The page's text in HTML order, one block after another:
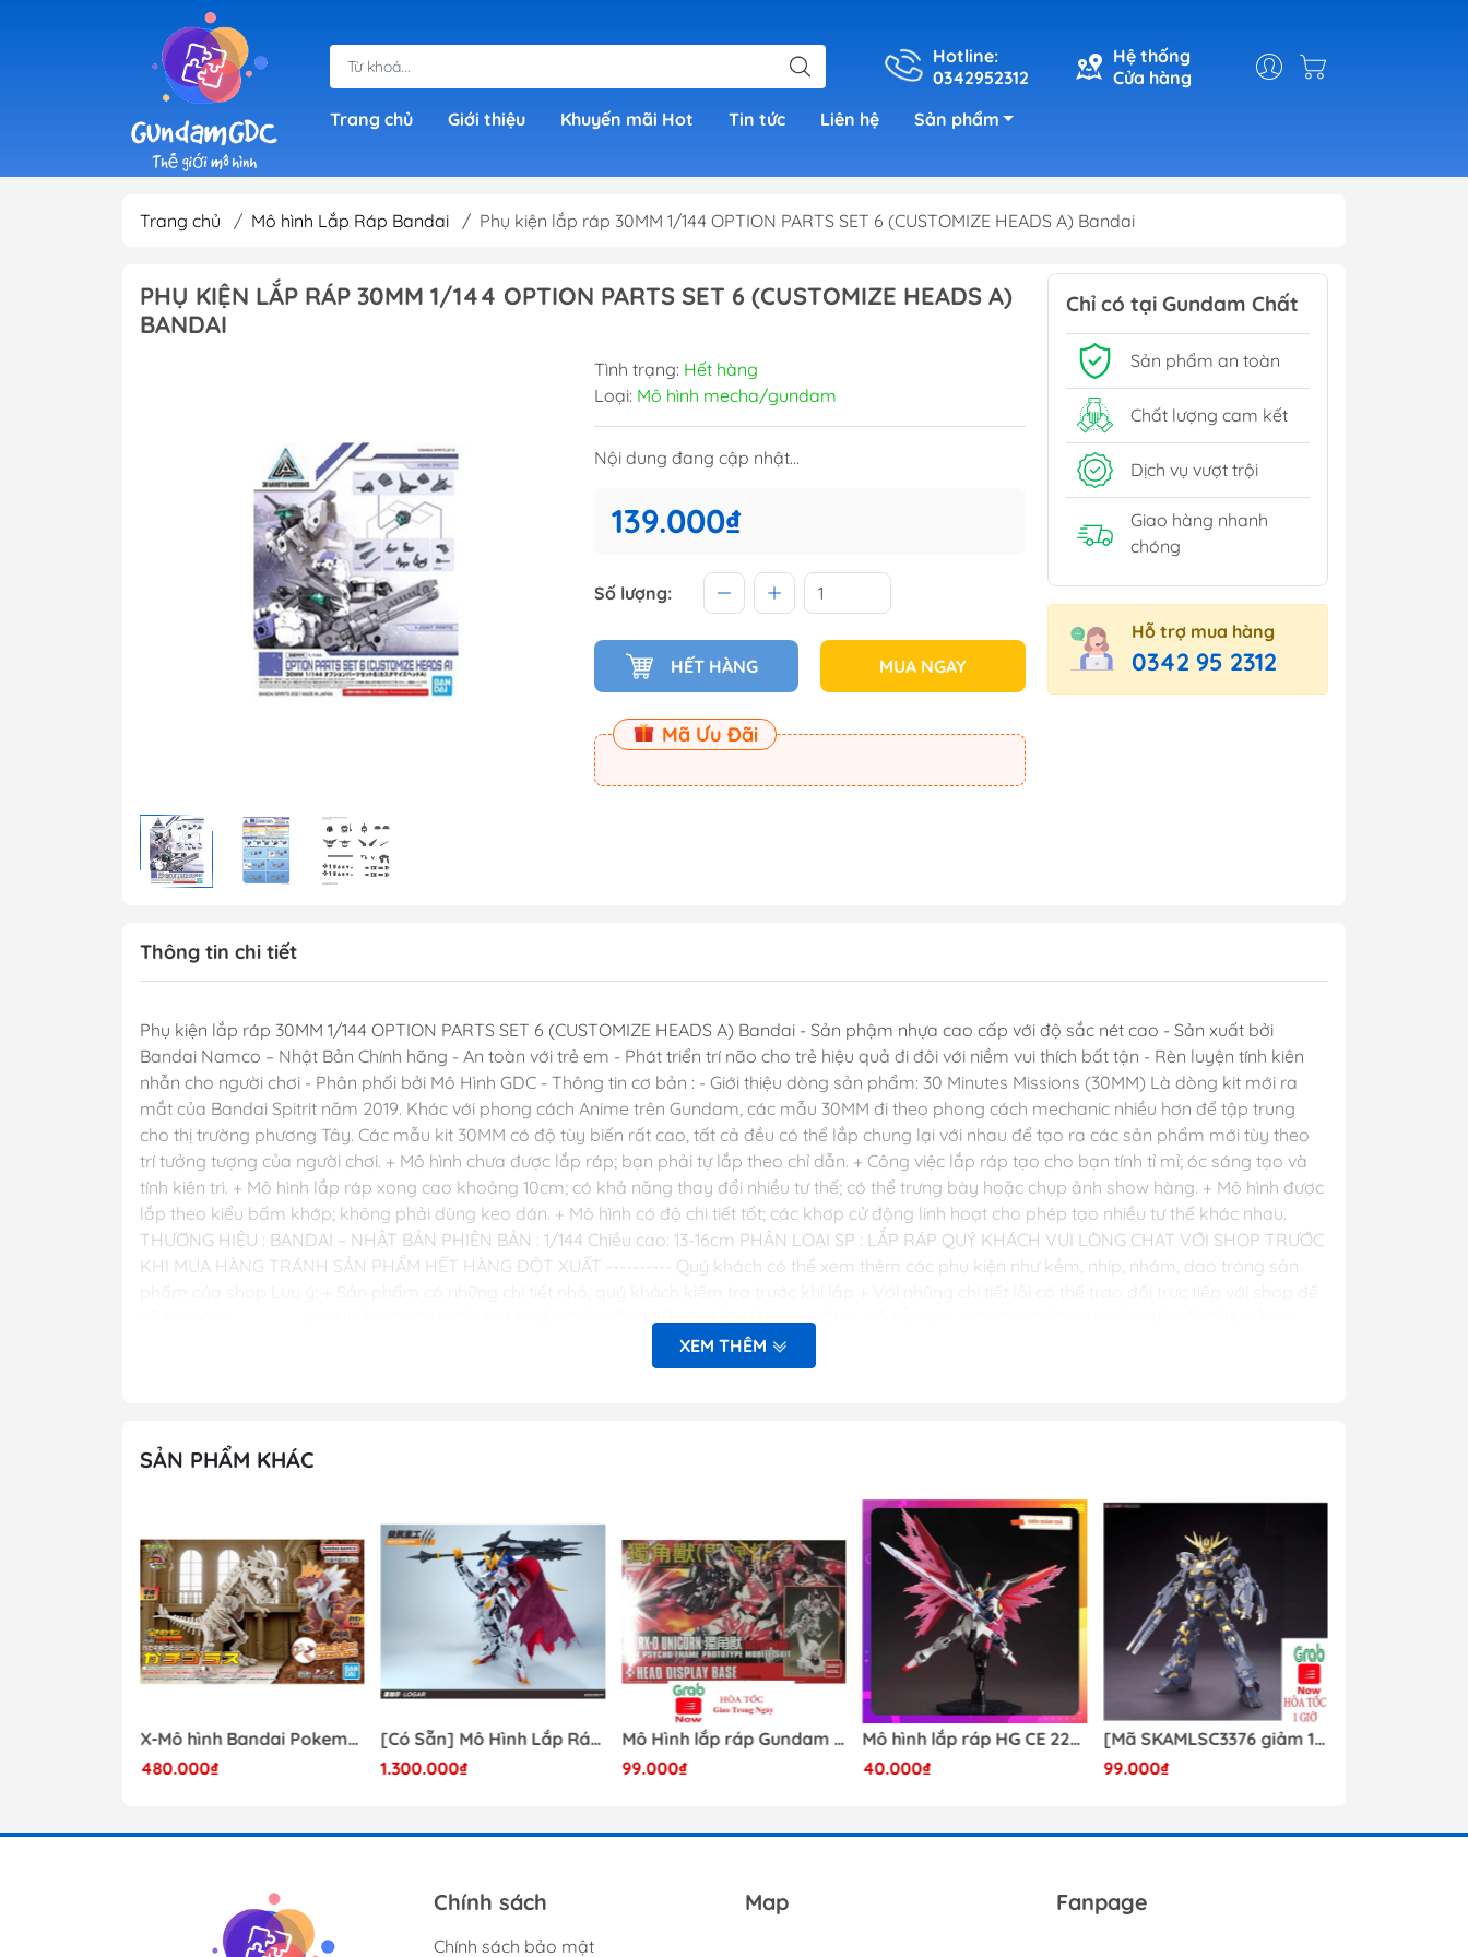
Hotline:
0342952312
Hệ thống
Cửa hàng
Trang chủ
Giới thiệu Khuyến mãi Hot Tin tức Liên hệ Sản phẩm
Deformed)
RE 1/100 Gundam
MG 1/100 Gundam (Master
Grade)
MGEX Gundam ( Master
Grade Ver.ka)
PG Gundam (Perfect
Grade)
Mega Size Gundam
Dụng Cụ Stedi
Sơn Jumpwind
Dụng Cụ Ustar - Phụ Kiện
Mô Hình
Phụ kiện Tamiya
Bút kẻ ( tô, bút lông, cọ)
Sơn, Dụng Cụ Mr Hobby
Sơn Vallejo Tây Ba Nha
Trang chủ / Mô hình Lắp Ráp Bandai / Phụ kiện lắp ráp 30MM 1/144 OPTION PARTS SET 6 (CUSTOMIZE HEADS A) Bandai
PHỤ KIỆN LẮP RÁP 30MM 1/144 OPTION PARTS SET 6 (CUSTOMIZE HEADS A)
BANDAI
Tình trạng: Hết hàng
Loại: Mô hình mecha/gundam
Nội dung đang cập nhật...
139.000₫
Số lượng:
HẾT HÀNG MUA NGAY
Mã Ưu Đãi
Chỉ có tại Gundam Chất
Sản phẩm an toàn
Chất lượng cam kết
Dịch vụ vượt trội
Giao hàng nhanh
chóng
Hỗ trợ mua hàng
0342 95 2312
Thông tin chi tiết
Phụ kiện lắp ráp 30MM 1/144 OPTION PARTS SET 6 (CUSTOMIZE HEADS A) Bandai - Sản phậm nhựa cao cấp với độ sắc nét cao - Sản xuất bởi
Bandai Namco – Nhật Bản Chính hãng - An toàn với trẻ em - Phát triển trí não cho trẻ hiệu quả đi đôi với niềm vui thích bất tận - Rèn luyện tính kiên
nhẫn cho người chơi - Phân phối bởi Mô Hình GDC - Thông tin cơ bản : - Giới thiệu dòng sản phẩm: 30 Minutes Missions (30MM) Là dòng kit mới ra
mắt của Bandai Spitrit năm 2019. Khác với phong cách Anime trên Gundam, các mẫu 30MM đi theo phong cách mechanic nhiều hơn để tập trung
cho thị trường phương Tây. Các mẫu kit 30MM có độ tùy biến rất cao, tất cả đều có thể lắp chung lại với nhau để tạo ra các sản phẩm mới tùy theo
trí tưởng tượng của người chơi. + Mô hình chưa được lắp ráp; bạn phải tự lắp theo chỉ dẫn. + Công việc lắp ráp tạo cho bạn tính tỉ mỉ; óc sáng tạo và
tính kiên trì. + Mô hình lắp ráp xong cao khoảng 10cm; có khả năng thay đổi nhiều tư thế; có thể trưng bày hoặc chụp ảnh show hàng. + Mô hình được
lắp theo kiểu bấm khớp; không phải dùng keo dán. + Mô hình có độ chi tiết tốt; các khơp cử động linh hoạt cho phép tạo nhiều tư thế khác nhau.
THƯƠNG HIỆU : BANDAI – NHẬT BẢN PHIÊN BẢN : 1/144 Chiều cao: 13-16cm PHÂN LOẠI SP : LẮP RÁP QUÝ KHÁCH VUI LÒNG CHAT VỚI SHOP TRƯỚC
KHI MUA HÀNG TRÁNH SẢN PHẨM HẾT HÀNG ĐỘT XUẤT ---------- Quý khách có thể xem thêm các phụ kiện như kềm, nhíp, nhám, dao trong sản
hỗ trợ xử lý ---------- =>> NHẬN ORDER TỪ 7-14 NGÀY ĐỐI VỚI NHỮNG MẶT HÀNG KHÔNG CÓ SẴN =>> MỌI CHI TIẾT XIN LIÊN HỆ VỚI CỬA HÀNG ----
------ Mô hình GDC Shop Hotline: 0342952312 #gundamchat #mohinhgdc #30mm #Portanova
XEM THÊM
SẢN PHẨM KHÁC
X-Mô hình Bandai Pokemon PLAMO COLLECTION Fossil Pokemon Series Tyrantrum
480.000₫
[Có Sẵn] Mô Hình Lắp Ráp 1/60 Barbatos Logar Wolf Remains Meavy Industries
1.300.000₫
Mô Hình lắp ráp Gundam HG RX-0 Unicorn Gundam Destroy Mode 100 Daban
99.000₫
Mô hình lắp ráp HG CE 224 Destiny Revive Daban [TẶNG WING EFFECT]
40.000₫
[Mã SKAMLSC3376 giảm 10% đơn 100K] Mô Hình lắp ráp Gundam HG Unicorn Gundam 02 Banshee (Destroy Mode) 134 Daban
99.000₫
Chính sách
Chính sách bảo mật
Map Fanpage